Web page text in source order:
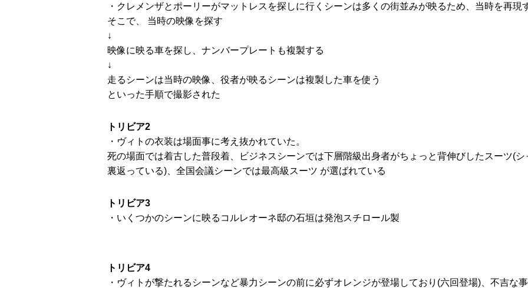
・クレメンザとポーリーがマットレスを探しに行くシーンは多くの街並みが映るため、当時を再現
そこで、 当時の映像を探す
↓
映像に映る車を探し、ナンバープレートも複製する
↓
走るシーンは当時の映像、役者が映るシーンは複製した車を使う
といった手順で撮影された
トリビア2
・ヴィトの衣装は場面事に考え抜かれていた。
死の場面では着古した普段着、ビジネスシーンでは下層階級出身者がちょっと背伸びしたスーツ(
裏返っている)、全国会議シーンでは最高級スーツ が選ばれている
トリビア3
・いくつかのシーンに映るコルレオーネ邸の石垣は発泡スチロール製
トリビア4
・ヴィトが撃たれるシーンなど暴力シーンの前に必ずオレンジが登場しており(六回登場)、不吉な